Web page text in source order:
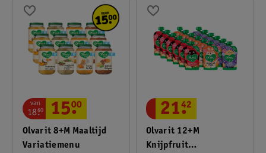
Olvarit 8+M Maaltijd
Variatiemenu
van
18.
60 15.
00
Olvarit 12+M
Knijpfruit
21.
42